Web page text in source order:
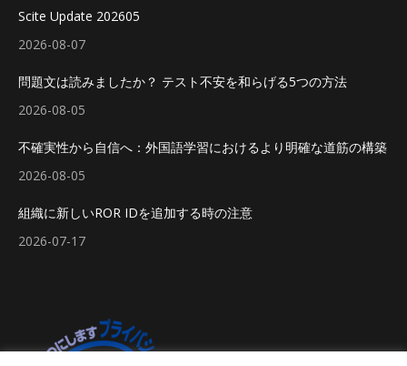
Scite Update 202605
2026-08-07
問題文は読みましたか？ テスト不安を和らげる5つの方法
2026-08-05
不確実性から自信へ：外国語学習におけるより明確な道筋の構築
2026-08-05
組織に新しいROR IDを追加する時の注意
2026-07-17